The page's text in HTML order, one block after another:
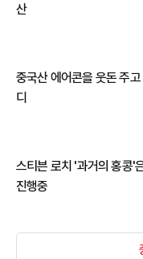
산
중국산 에어콘을 웃돈 주
디
스티븐 로치 '과거의 홍콩'
진행중